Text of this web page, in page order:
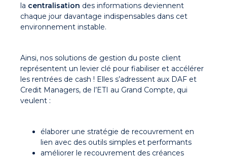
la centralisation des informations deviennent
chaque jour davantage indispensables dans cet
environnement instable.
Ainsi, nos solutions de gestion du poste client
représentent un levier clé pour fiabiliser et accélérer
les rentrées de cash ! Elles s’adressent aux DAF et
Credit Managers, de l’ETI au Grand Compte, qui
veulent :
élaborer une stratégie de recouvrement en
lien avec des outils simples et performants
améliorer le recouvrement des créances